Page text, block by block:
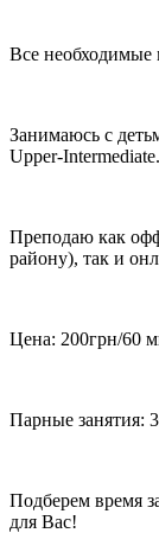
Все необходимые
Занимаюсь с
Upper-Intermediate.
Преподаю как
району), так и
Цена: 200грн/60
Парные занятия:
Подберем время
для Вас!